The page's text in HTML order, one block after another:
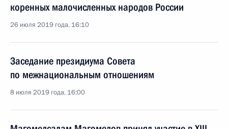
коренных малочисленных народов России
26 июля 2019 года, 16:10
Заседание президиума Совета
по межнациональным отношениям
8 июля 2019 года, 16:00